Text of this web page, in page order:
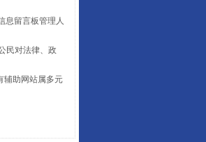
息留言板管理人
民对法律、政
辅助网站属多元